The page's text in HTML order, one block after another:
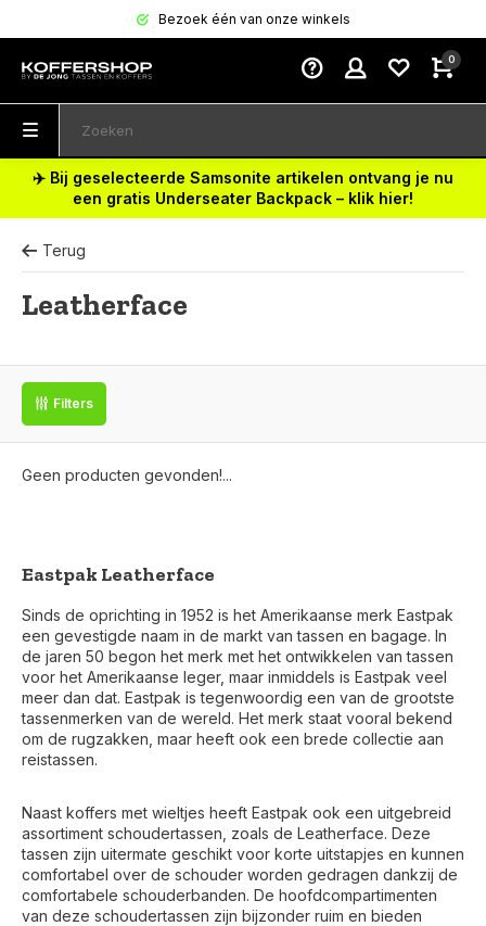
Bezoek één van onze winkels
0
✈️ Bij geselecteerde Samsonite artikelen ontvang je nu
een gratis Underseater Backpack – klik hier!
Terug
Leatherface
Filters
Geen producten gevonden!...
Eastpak Leatherface
Sinds de oprichting in 1952 is het Amerikaanse merk Eastpak
een gevestigde naam in de markt van tassen en bagage. In
de jaren 50 begon het merk met het ontwikkelen van tassen
voor het Amerikaanse leger, maar inmiddels is Eastpak veel
meer dan dat. Eastpak is tegenwoordig een van de grootste
tassenmerken van de wereld. Het merk staat vooral bekend
om de rugzakken, maar heeft ook een brede collectie aan
reistassen.
Naast koffers met wieltjes heeft Eastpak ook een uitgebreid
assortiment schoudertassen, zoals de Leatherface. Deze
tassen zijn uitermate geschikt voor korte uitstapjes en kunnen
comfortabel over de schouder worden gedragen dankzij de
comfortabele schouderbanden. De hoofdcompartimenten
van deze schoudertassen zijn bijzonder ruim en bieden